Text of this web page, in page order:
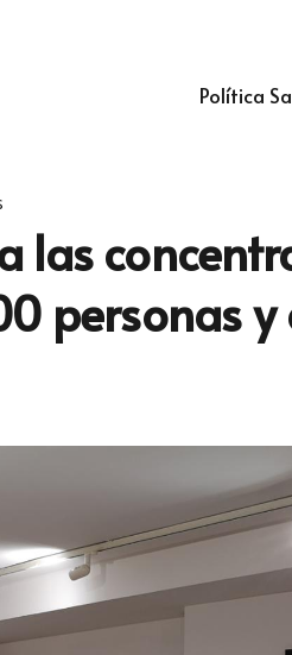
Política
las
personas